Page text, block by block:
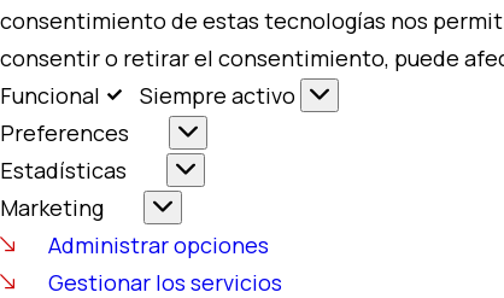
consentimiento de estas tecnologías nos
consentir o retirar el consentimiento, puede
Funcional
Siempre activo
Preferences
Estadísticas
Marketing
Administrar opciones
Gestionar los servicios